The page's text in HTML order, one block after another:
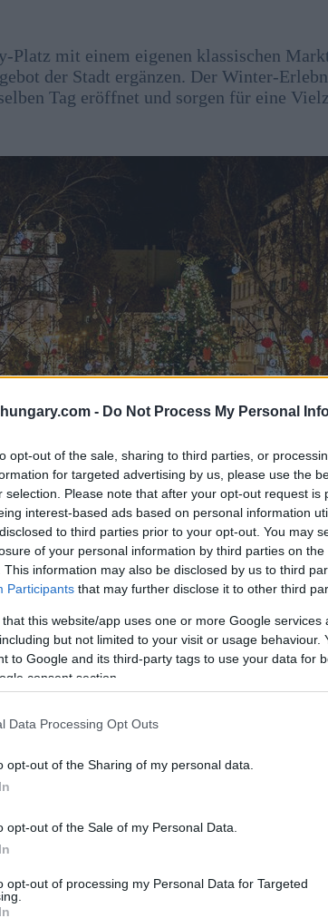
- Do Not Process My Personal
opt-out of the sale, sharing to third parties, or
for targeted advertising by us, please use the
selection. Please note that after your opt-out request is
interest-based ads based on personal information
to third parties prior to your opt-out. You may
of your personal information by third parties on the
This information may also be disclosed by us to third
Participants that may further disclose it to other third
that this website/app uses one or more Google
but not limited to your visit or usage behaviour.
to Google and its third-party tags to use your data for
consent section.
Data Processing Opt Outs
opt-out of the Sharing of my personal data.
opt-out of the Sale of my Personal Data.
opt-out of processing my Personal Data for Targeted
Platz mit einem eigenen klassischen
der Stadt ergänzen. Der Winter-
Tag eröffnet und sorgen für eine
BudapestChristmasFair
Szene
bis in die späten 1200 er Jahre
entwickelt hat Budapests
ergänzt, die alle leicht mit dem Auto
sich auch auf den Budaer Burgbezirk
saisonalen Erlebnis beitragen.